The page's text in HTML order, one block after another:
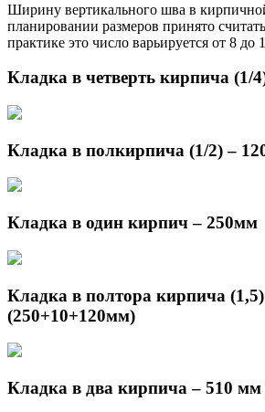
Ширину вертикального шва в
планировании размеров принято
практике это число варьируется от 8 до
Кладка в четверть кирпича (1/
Кладка в полкирпича (1/2) –
Кладка в один кирпич – 250мм
Кладка в полтора кирпича
(250+10+120мм)
Кладка в два кирпича – 510